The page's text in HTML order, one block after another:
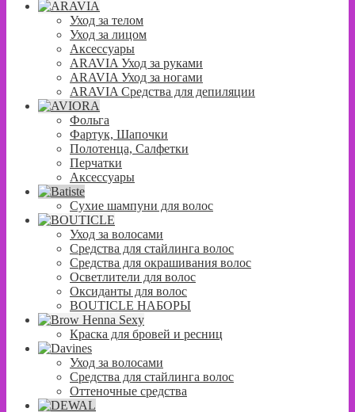
Уход за телом
Уход за лицом
Аксессуары
ARAVIA Уход за руками
ARAVIA Уход за ногами
ARAVIA Средства для депиляции
Фольга
Фартук, Шапочки
Полотенца, Салфетки
Перчатки
Аксессуары
Сухие шампуни для волос
Уход за волосами
Средства для стайлинга волос
Средства для окрашивания волос
Осветлители для волос
Оксиданты для волос
BOUTICLE НАБОРЫ
Краска для бровей и ресниц
Уход за волосами
Средства для стайлинга волос
Оттеночные средства